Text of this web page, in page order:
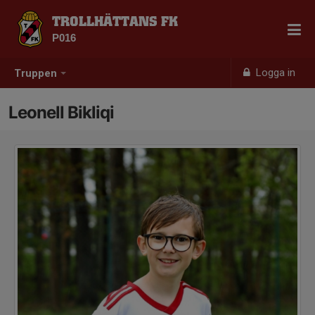
Truppen Logga in
TROLLHÄTTANS FK
P016
Leonell Bikliqi